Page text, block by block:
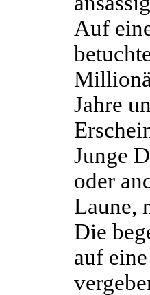
Auf
Jahre
Junge
oder
Laune,
Die
auf